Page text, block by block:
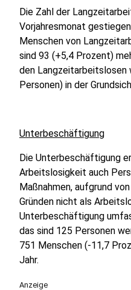
Die Zahl der
Vorjahresmonat
Menschen von
sind 93 (+5,4 Prozent)
den Langzeitarbeitslosen
Personen) in der
Unterbeschäftigung
Die Unterbeschäftigung
Arbeitslosigkeit auch
Maßnahmen, aufgrund
Gründen nicht als
Unterbeschäftigung
das sind 125 Personen
751 Menschen (-11,7
Jahr.
Anzeige